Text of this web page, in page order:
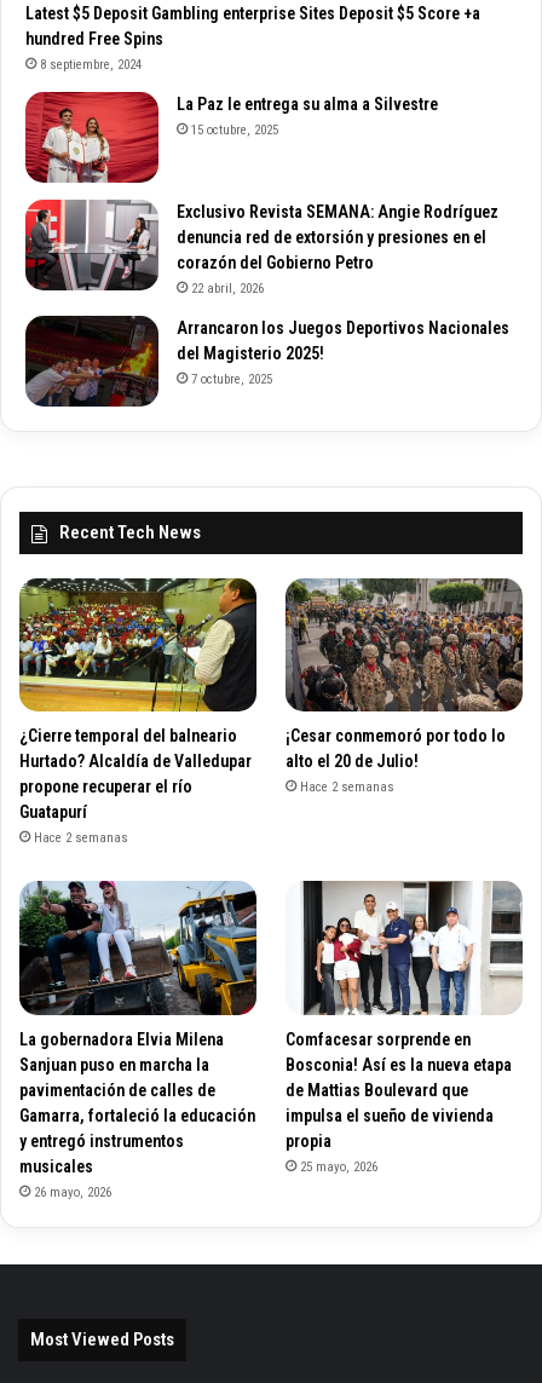
Latest $5 Deposit Gambling enterprise Sites Deposit $5 Score +a
hundred Free Spins
8 septiembre, 2024
La Paz le entrega su alma a Silvestre
15 octubre, 2025
Exclusivo Revista SEMANA: Angie Rodríguez
denuncia red de extorsión y presiones en el
corazón del Gobierno Petro
22 abril, 2026
Arrancaron los Juegos Deportivos Nacionales
del Magisterio 2025!
7 octubre, 2025
Recent Tech News
¿Cierre temporal del balneario
Hurtado? Alcaldía de Valledupar
propone recuperar el río
Guatapurí
Hace 2 semanas
¡Cesar conmemoró por todo lo
alto el 20 de Julio!
Hace 2 semanas
La gobernadora Elvia Milena
Sanjuan puso en marcha la
pavimentación de calles de
Gamarra, fortaleció la educación
y entregó instrumentos
musicales
26 mayo, 2026
Comfacesar sorprende en
Bosconia! Así es la nueva etapa
de Mattias Boulevard que
impulsa el sueño de vivienda
propia
25 mayo, 2026
Most Viewed Posts